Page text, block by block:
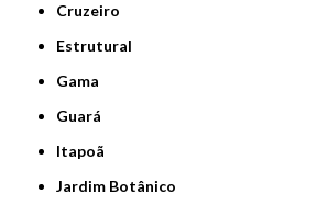
Cruzeiro
Estrutural
Gama
Guará
Itapoã
Jardim Botânico